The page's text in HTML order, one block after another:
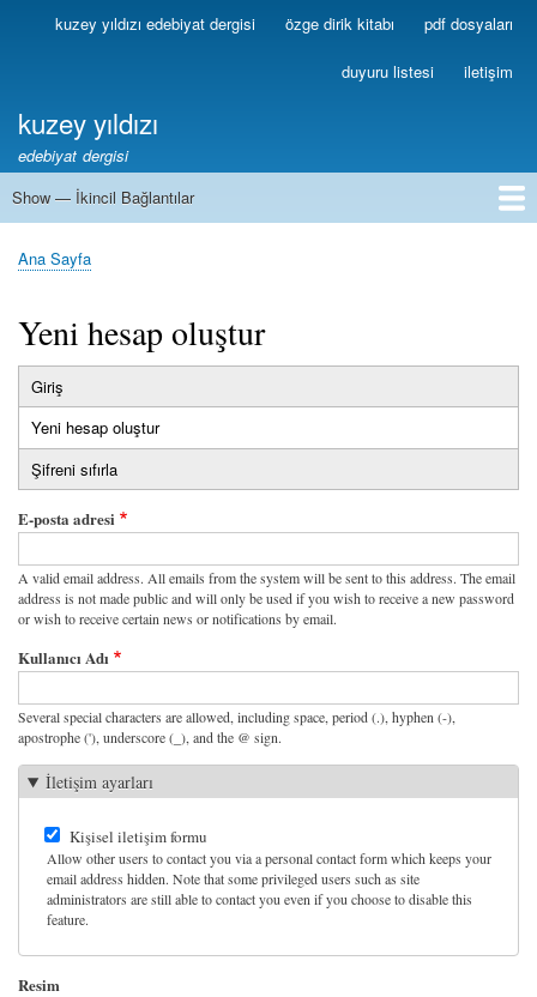
Ana
içeriğe
Birincilkuzey yıldızı edebiyat dergisi özge dirik kitabı pdf dosyaları
duyuru listesi iletişim
kuzey yıldızı
edebiyat dergisi
İkincil
Show — İkincil Bağlantılar
1
2
3
4
5
6
7
8
9
10
11
12
13
Sayfa
Ana Sayfa
Yeni hesap oluştur
Birincil
sekmeler
Giriş
Yeni hesap oluştur(etkin
sekme)
Şifreni sıfırla
E-posta adresi
A valid email address. All emails from the system will be sent to this address. The email
address is not made public and will only be used if you wish to receive a new password
or wish to receive certain news or notifications by email.
Kullanıcı Adı
Several special characters are allowed, including space, period (.), hyphen (-),
apostrophe ('), underscore (_), and the @ sign.
İletişim ayarları
Kişisel iletişim formu
Allow other users to contact you via a personal contact form which keeps your
email address hidden. Note that some privileged users such as site
administrators are still able to contact you even if you choose to disable this
feature.
Resim